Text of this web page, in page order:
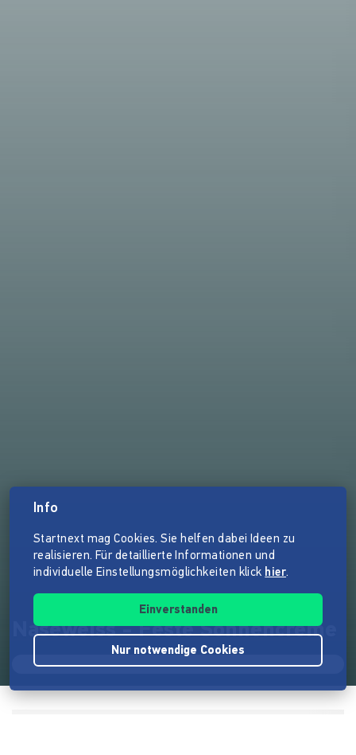
Naseweiss - Feste Sonnencreme
Info
Startnext mag Cookies. Sie helfen dabei Ideen zu
realisieren. Für detaillierte Informationen und
individuelle Einstellungsmöglichkeiten klick hier.
Einverstanden
Nur notwendige Cookies